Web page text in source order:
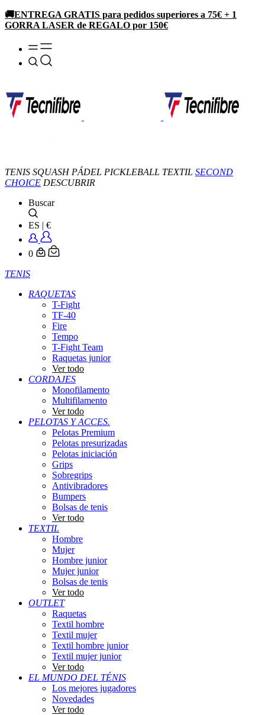
🚚ENTREGA GRATIS para pedidos superiores a 75€ + 1
GORRA LASER de REGALO por 150€
TENIS SQUASH PÁDEL PICKLEBALL TEXTIL SECOND
CHOICE DESCUBRIR
Buscar
ES | €
0
TENIS
RAQUETAS
T-Fight
TF-40
Fire
Tempo
T-Fight Team
Raquetas junior
Ver todo
CORDAJES
Monofilamento
Multifilamento
Ver todo
PELOTAS Y ACCES.
Pelotas Premium
Pelotas presurizadas
Pelotas iniciación
Grips
Sobregrips
Antivibradores
Bumpers
Bolsas de tenis
Ver todo
TEXTIL
Hombre
Mujer
Hombre junior
Mujer junior
Bolsas de tenis
Ver todo
OUTLET
Raquetas
Textil hombre
Textil mujer
Textil hombre junior
Textil mujer junior
Ver todo
EL MUNDO DEL TÉNIS
Los mejores jugadores
Novedades
Ver todo